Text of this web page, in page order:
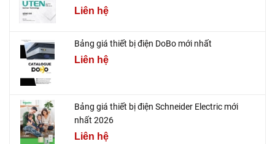
Liên hệ
Bảng giá thiết bị điện DoBo mới nhất
Liên hệ
Bảng giá thiết bị điện Schneider Electric mới
nhất 2026
Liên hệ